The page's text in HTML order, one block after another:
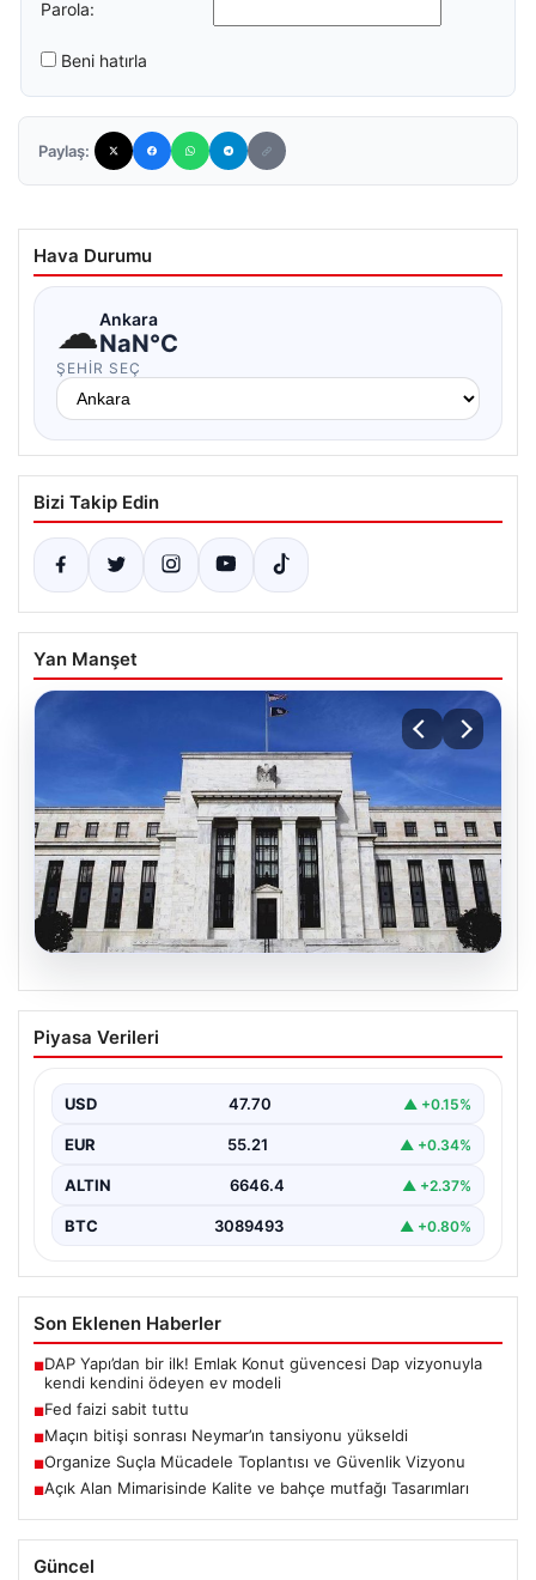
Parola:
Beni hatırla
Paylaş:
Hava Durumu
☁Ankara
NaN°C
ŞEHIR SEÇ
Bizi Takip Edin
Yan Manşet
06.08.2026
Fed faizi sabit tuttu
Piyasa Verileri
USD 47.70 ▲ +0.15%
EUR 55.21 ▲ +0.34%
ALTIN 6646.4 ▲ +2.37%
BTC 3089493 ▲ +0.80%
Son Eklenen Haberler
■DAP Yapı’dan bir ilk! Emlak Konut güvencesi Dap vizyonuyla
kendi kendini ödeyen ev modeli
■Fed faizi sabit tuttu
■Maçın bitişi sonrası Neymar’ın tansiyonu yükseldi
■Organize Suçla Mücadele Toplantısı ve Güvenlik Vizyonu
■Açık Alan Mimarisinde Kalite ve bahçe mutfağı Tasarımları
Güncel